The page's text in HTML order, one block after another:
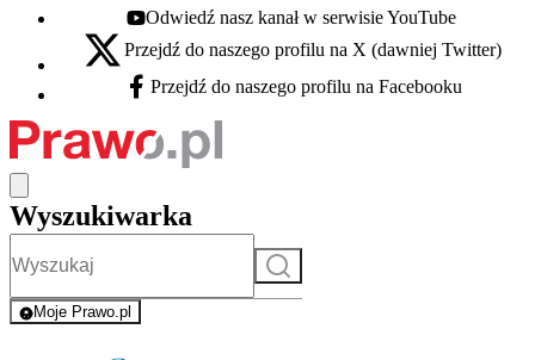
Youtube - otwiera się w nowej karcie
Odwiedź nasz kanał w serwisie YouTube
X - otwiera się w nowej karcie
Przejdź do naszego profilu na X (dawniej Twitter)
Facebook - otwiera się w nowej karcie
Przejdź do naszego profilu na Facebooku
Wyszukiwarka
Szukaj
Moje Prawo.pl
- rejestracja i logowanie do serwisu